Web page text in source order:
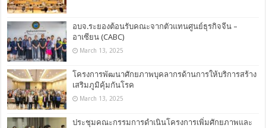
อบจ.ระยองต้อนรับคณะจากตัวแทนศูนย์ธุรกิจจีน –
อาเซียน (CABC)
March 13, 2025
โครงการพัฒนาศักยภาพบุคลากรด้านการให้บริการสร้าง
เสริมภูมิคุ้มกันโรค
March 13, 2025
ประชุมคณะกรรมการดำเนินโครงการเพิ่มศักยภาพและ